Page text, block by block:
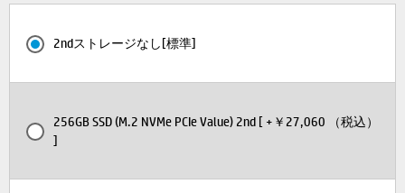
2ndストレージなし[標準]
256GB SSD (M.2 NVMe PCIe Value) 2nd [ +￥27,060 （税込）
]